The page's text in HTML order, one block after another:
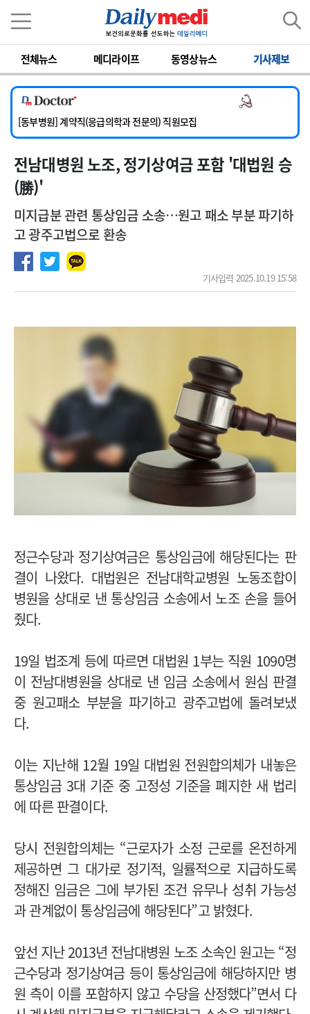
전체뉴스 메디라이프 동영상뉴스 기사제보
[서울아산병원] 2026년 하반기 인턴 모집
[영남대학교의료원] 마취통증의학과 임기제 임상의사 채용
[충남대학교병원] 소아청소년과(소아응급전담) 계약직 의사 공개채용
[동부병원] 계약직(응급의학과 전문의) 직원모집
[이대목동병원] 하반기 전공의(레지던트1년차) 모집
[서울아산병원] 2026년 하반기 인턴 모집
[영남대학교의료원] 마취통증의학과 임기제 임상의사 채용
전남대병원 노조, 정기상여금 포함 '대법원 승
(勝)'
미지급분 관련 통상임금 소송…원고 패소 부분 파기하
고 광주고법으로 환송
기사입력 2025.10.19 15:58
정근수당과 정기상여금은 통상임금에 해당된다는 판
결이 나왔다. 대법원은 전남대학교병원 노동조합이
병원을 상대로 낸 통상임금 소송에서 노조 손을 들어
줬다.
19일 법조계 등에 따르면 대법원 1부는 직원 1090명
이 전남대병원을 상대로 낸 임금 소송에서 원심 판결
중 원고패소 부분을 파기하고 광주고법에 돌려보냈
다.
이는 지난해 12월 19일 대법원 전원합의체가 내놓은
통상임금 3대 기준 중 고정성 기준을 폐지한 새 법리
에 따른 판결이다.
당시 전원합의체는 “근로자가 소정 근로를 온전하게
제공하면 그 대가로 정기적, 일률적으로 지급하도록
정해진 임금은 그에 부가된 조건 유무나 성취 가능성
과 관계없이 통상임금에 해당된다”고 밝혔다.
앞선 지난 2013년 전남대병원 노조 소속인 원고는 “정
근수당과 정기상여금 등이 통상임금에 해당하지만 병
원 측이 이를 포함하지 않고 수당을 산정했다”면서 다